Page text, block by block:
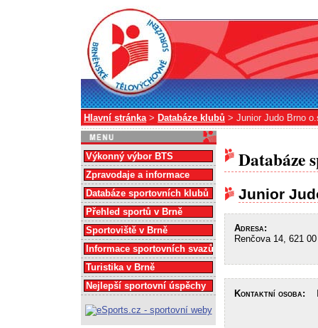
Hlavní stránka> Databáze klubů > Junior Judo Brno
Databáze
Junior
Adresa:
Renčova 14, 621
Kontaktní osoba:
Výkonný výbor BTS
Zpravodaje a informace
Databáze sportovních klubů
Přehled sportů v Brně
Sportoviště v Brně
Informace sportovních svazů
Turistika v Brně
Nejlepší sportovní úspěchy